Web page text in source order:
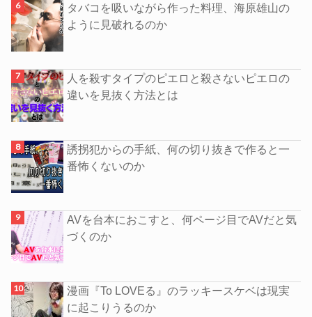
タバコを吸いながら作った料理、海原雄山の
ように見破れるのか
人を殺すタイプのピエロと殺さないピエロの
違いを見抜く方法とは
誘拐犯からの手紙、何の切り抜きで作ると一
番怖くないのか
AVを台本におこすと、何ページ目でAVだと気
づくのか
漫画『To LOVEる』のラッキースケベは現実
に起こりうるのか